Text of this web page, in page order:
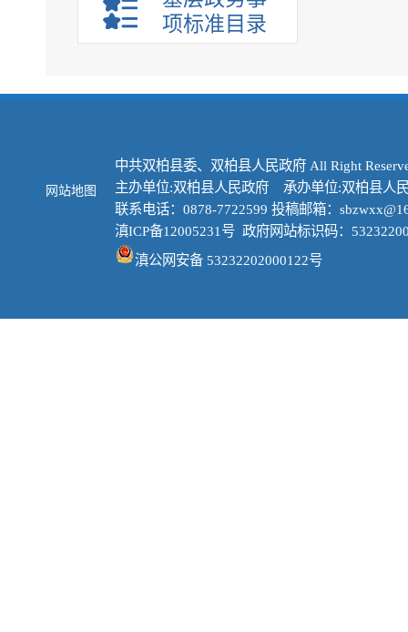
项标准目录
网站地图
中共双柏县委、双柏县人民政府 All Right
主办单位:双柏县人民政府 承办单位:双柏县人
联系电话：0878-7722599 投稿邮箱：
滇ICP备12005231号 政府网站标识码：
滇公网安备 53232202000122号